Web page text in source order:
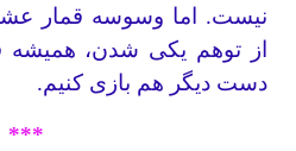
نیست. اما وسوسه قمار
از توهم یکی شدن، همیشه
دست دیگر هم بازی کنیم.
***